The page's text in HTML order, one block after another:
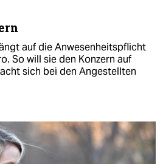
auf die Anwesenheitspflicht
So will sie den Konzern auf
sich bei den Angestellten